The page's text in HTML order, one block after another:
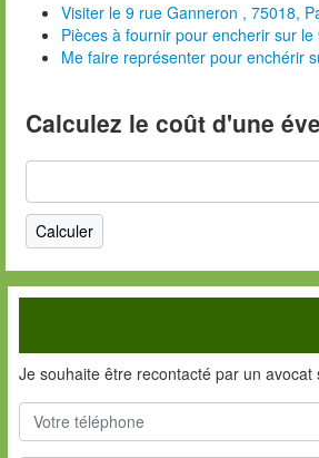
Visiter le 9 rue Ganneron , 75018,
Pièces à fournir pour encherir sur
Me faire représenter pour enchérir
Calculez le coût d'une
Je souhaite être recontacté par un